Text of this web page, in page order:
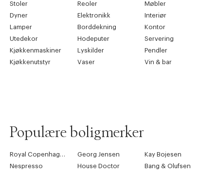
Stoler
Reoler
Møbler
Dyner
Elektronikk
Interiør
Lamper
Borddekning
Kontor
Utedekor
Hodeputer
Servering
Kjøkkenmaskiner
Lyskilder
Pendler
Kjøkkenutstyr
Vaser Vin & bar
Populære boligmerker
Royal Copenhagen Georg Jensen
Kay Bojesen
Nespresso
House Doctor
Bang & Olufsen